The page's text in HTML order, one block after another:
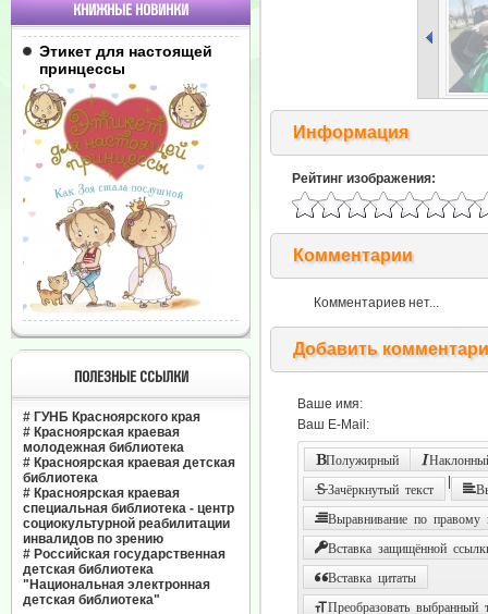
КНИЖНЫЕ НОВИНКИ
Этикет для настоящей
принцессы
ПОЛЕЗНЫЕ ССЫЛКИ
# ГУНБ Красноярского края
# Красноярская краевая
молодежная библиотека
# Красноярская краевая детская
библиотека
# Красноярская краевая
специальная библиотека - центр
социокультурной реабилитации
инвалидов по зрению
# Российская государственная
детская библиотека
"Национальная электронная
детская библиотека"
Информация
Рейтинг изображения:
Комментарии
Комментариев нет...
Добавить
Ваше имя:
Ваш E-Mail:
Полужирный
Зачёркнутый текст
Выравнивание по правому
Вставка защищённой
Вставка цитаты
Преобразовать выбранный